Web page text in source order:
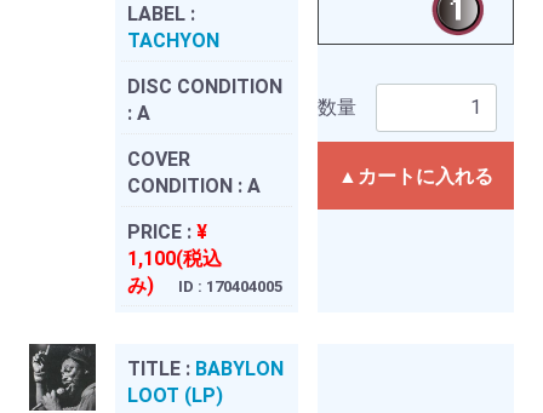
LABEL :
TACHYON
DISC CONDITION
: A
COVER
CONDITION : A
PRICE : ¥
1,100(税込
み)
ID : 170404005
数量
▲カートに入れる
TITLE : BABYLON
LOOT (LP)